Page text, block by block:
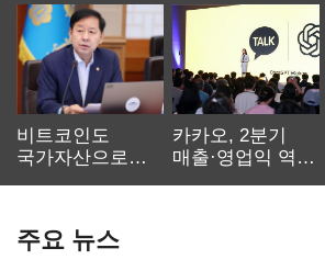
비트코인도
국가자산으로…'
카카오, 2분기
매출·영업익 역대
주요 뉴스